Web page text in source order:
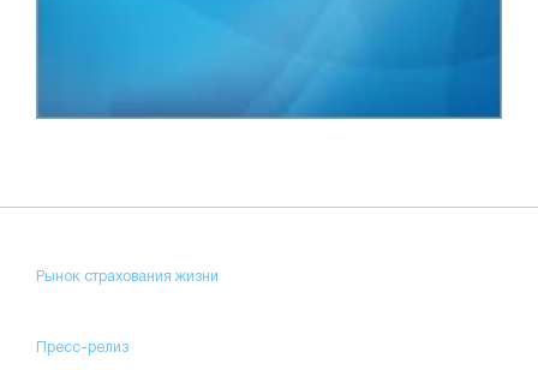
Рынок страхования жизни
Пресс-релиз